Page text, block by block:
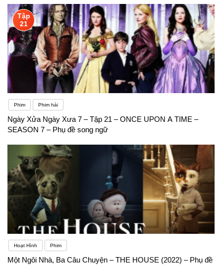
Tập
21
Phim Phim hài
Ngày Xửa Ngày Xưa 7 – Tập 21 – ONCE UPON A TIME –
SEASON 7 – Phụ đề song ngữ
Hoạt Hình Phim
Một Ngôi Nhà, Ba Câu Chuyện – THE HOUSE (2022) – Phụ đề